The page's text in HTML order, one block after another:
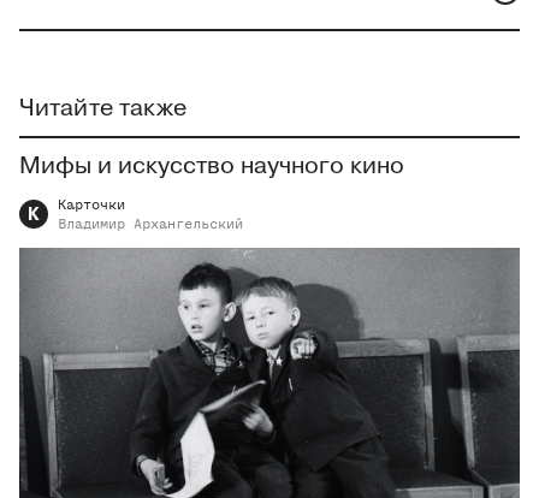
Читайте также
Мифы и искусство научного кино
К
Карточки
Владимир
Архангельский